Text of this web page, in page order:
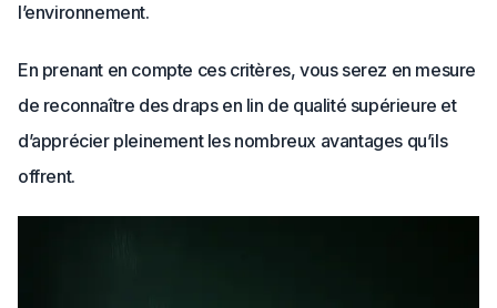
l’environnement.
En prenant en compte ces critères, vous serez en mesure
de reconnaître des draps en lin de qualité supérieure et
d’apprécier pleinement les nombreux avantages qu’ils
offrent.